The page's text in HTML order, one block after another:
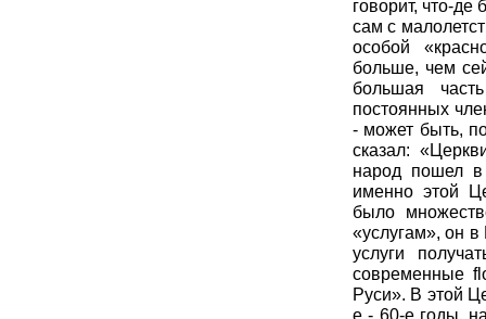
говорит, что-де
сам с
особой
больше, чем
большая
постоянных
- может быть,
сказал:
народ пошел в
именно этой
было
«услугам», он
услуги
современные
Руси». В этой
е - 60-е годы,